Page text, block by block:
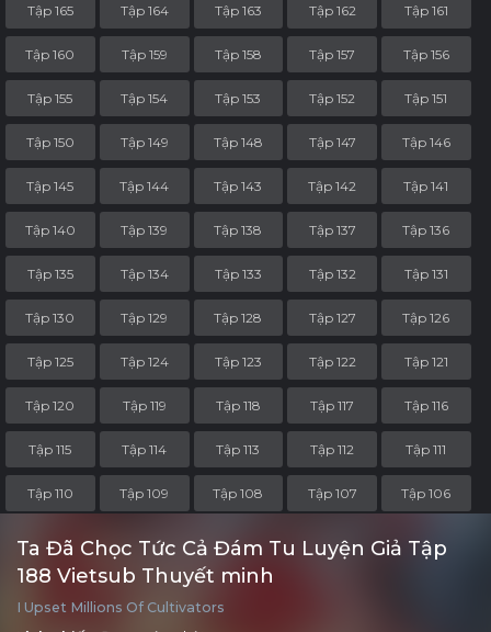
Tập 165 Tập 164 Tập 163 Tập 162 Tập 161
Tập 160 Tập 159 Tập 158 Tập 157 Tập 156
Tập 155 Tập 154 Tập 153 Tập 152 Tập 151
Tập 150 Tập 149 Tập 148 Tập 147 Tập 146
Tập 145 Tập 144 Tập 143 Tập 142 Tập 141
Tập 140 Tập 139 Tập 138 Tập 137 Tập 136
Tập 135 Tập 134 Tập 133 Tập 132 Tập 131
Tập 130 Tập 129 Tập 128 Tập 127 Tập 126
Tập 125 Tập 124 Tập 123 Tập 122 Tập 121
Tập 120 Tập 119 Tập 118 Tập 117 Tập 116
Tập 115 Tập 114 Tập 113 Tập 112 Tập 111
Tập 110 Tập 109 Tập 108 Tập 107 Tập 106
Tập 105 Tập 104 Tập 103 Tập 102 Tập 101
Tập 100 Tập 99 Tập 98
Ta Đã Chọc Tức Cả Đám Tu Luyện Giả Tập
188 Vietsub Thuyết minh
I Upset Millions Of Cultivators